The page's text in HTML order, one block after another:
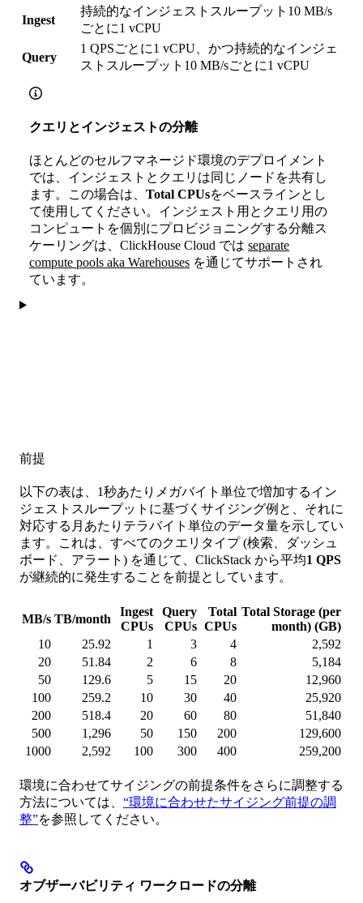
Ingest
持続的なインジェストスループット10 MB/s
ごとに1 vCPU
Query
1 QPSごとに1 vCPU、かつ持続的なインジェ
ストスループット10 MB/sごとに1 vCPU
クエリとインジェストの分離
ほとんどのセルフマネージド環境のデプロイメント
では、インジェストとクエリは同じノードを共有し
ます。この場合は、 Total CPUsをベースラインとし
て使用してください。インジェスト用とクエリ用の
コンピュートを個別にプロビジョニングする分離ス
ケーリングは、ClickHouse Cloud では separate
compute pools aka Warehouses を通じてサポートされ
ています。
前提
以下の表は、1秒あたりメガバイト単位で増加するイン
ジェストスループットに基づくサイジング例と、それに
対応する月あたりテラバイト単位のデータ量を示してい
ます。これは、すべてのクエリタイプ (検索、ダッシュ
ボード、アラート) を通じて、ClickStack から平均1 QPS
が継続的に発生することを前提としています。
MB/s TB/month
Ingest
CPUs
Query
CPUs
Total
CPUs
Total Storage (per
month) (GB)
10
25.92 1 3 4
2,592
20
51.84 2 6 8
5,184
50
129.6 5 15 20
12,960
100
259.2 10 30 40
25,920
200
518.4 20 60 80
51,840
500
1,296 50 150 200
129,600
1000
2,592 100 300 400 259,200
環境に合わせてサイジングの前提条件をさらに調整する
方法については、 “環境に合わせたサイジング前提の調
整”を参照してください。
オブザーバビリティ ワークロードの分離